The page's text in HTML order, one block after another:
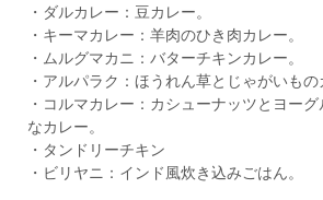
・ダルカレー：豆カレー。
・キーマカレー：羊肉のひき肉カレー。
・ムルグマカニ：バターチキンカレー。
・アルパラク：ほうれん草とじゃがいもの
・コルマカレー：カシューナッツとヨー
なカレー。
・タンドリーチキン
・ビリヤニ：インド風炊き込みごはん。